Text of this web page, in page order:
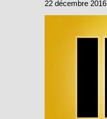
22 décembre 2016